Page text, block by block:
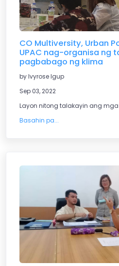
CO Multiversity, Urban
UPAC nag-organisa ng
pagbabago ng klima
by Ivyrose Igup
Sep 03, 2022
Layon nitong talakayin ang
Basahin pa...